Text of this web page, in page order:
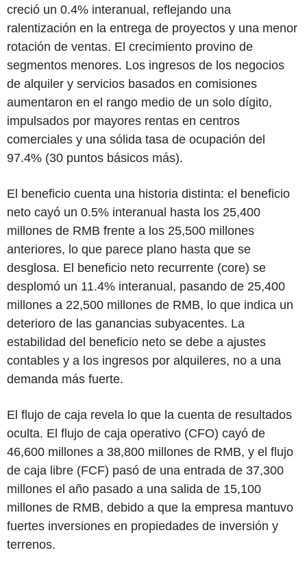
creció un 0.4% interanual, reflejando una
ralentización en la entrega de proyectos y una menor
rotación de ventas. El crecimiento provino de
segmentos menores. Los ingresos de los negocios
de alquiler y servicios basados en comisiones
aumentaron en el rango medio de un solo dígito,
impulsados por mayores rentas en centros
comerciales y una sólida tasa de ocupación del
97.4% (30 puntos básicos más).
El beneficio cuenta una historia distinta: el beneficio
neto cayó un 0.5% interanual hasta los 25,400
millones de RMB frente a los 25,500 millones
anteriores, lo que parece plano hasta que se
desglosa. El beneficio neto recurrente (core) se
desplomó un 11.4% interanual, pasando de 25,400
millones a 22,500 millones de RMB, lo que indica un
deterioro de las ganancias subyacentes. La
estabilidad del beneficio neto se debe a ajustes
contables y a los ingresos por alquileres, no a una
demanda más fuerte.
El flujo de caja revela lo que la cuenta de resultados
oculta. El flujo de caja operativo (CFO) cayó de
46,600 millones a 38,800 millones de RMB, y el flujo
de caja libre (FCF) pasó de una entrada de 37,300
millones el año pasado a una salida de 15,100
millones de RMB, debido a que la empresa mantuvo
fuertes inversiones en propiedades de inversión y
terrenos.